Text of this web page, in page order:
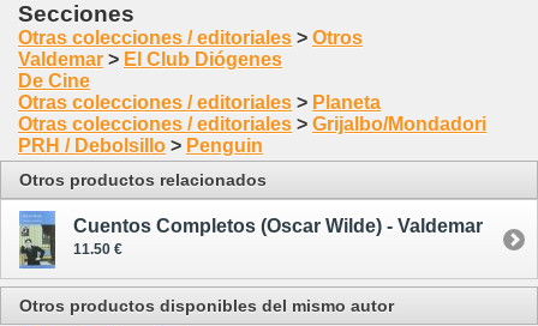
Secciones
Otras colecciones / editoriales > Otros
Valdemar > El Club Diógenes
De Cine
Otras colecciones / editoriales > Planeta
Otras colecciones / editoriales > Grijalbo/Mondadori
PRH / Debolsillo > Penguin
Otros productos relacionados
Cuentos Completos (Oscar Wilde) - Valdemar
11.50 €
Otros productos disponibles del mismo autor